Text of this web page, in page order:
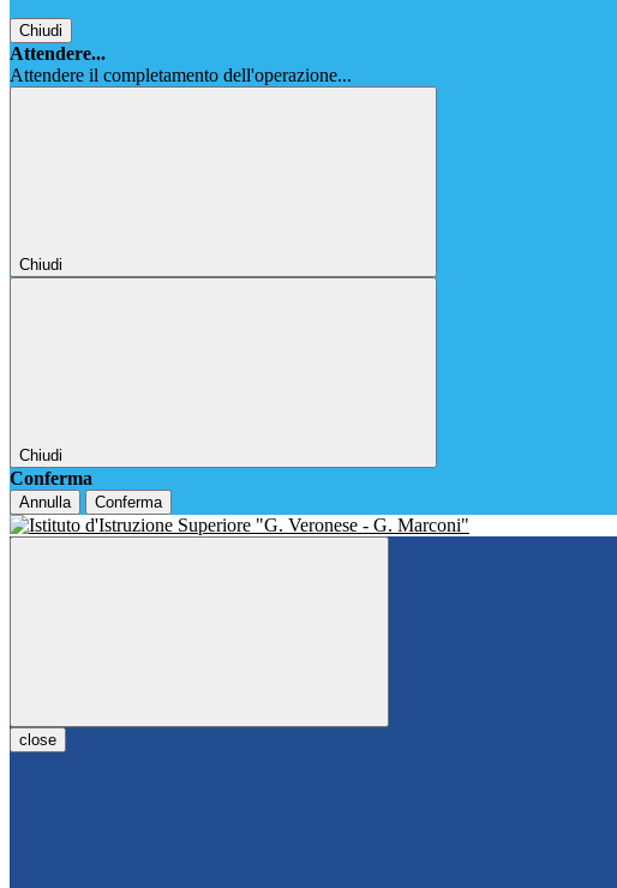
Chiudi
Attendere...
Attendere il completamento dell'operazione...
Chiudi
Chiudi
Conferma
Annulla Conferma
close